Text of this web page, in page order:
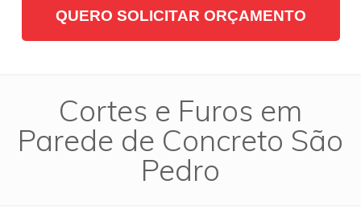
QUERO SOLICITAR ORÇAMENTO
Cortes e Furos em
Parede de Concreto São
Pedro